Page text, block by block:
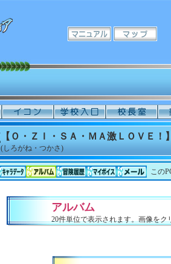
【Ｏ・ＺＩ・ＳＡ・ＭＡ激ＬＯＶＥ
(しろがね・つかさ)
この
アルバム
20件単位で表示されます。画像を